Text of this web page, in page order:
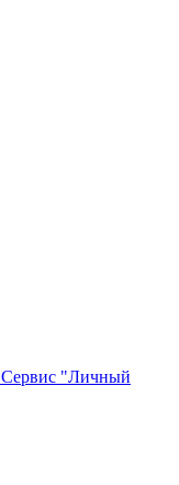
Сервис "Личный